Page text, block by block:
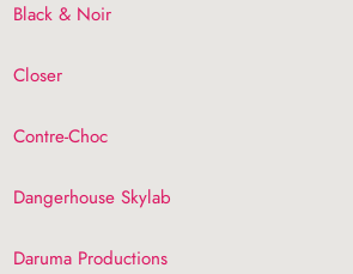
Black & Noir
Closer
Contre-Choc
Dangerhouse Skylab
Daruma Productions